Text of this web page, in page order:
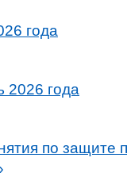
года
2026 года
по защите